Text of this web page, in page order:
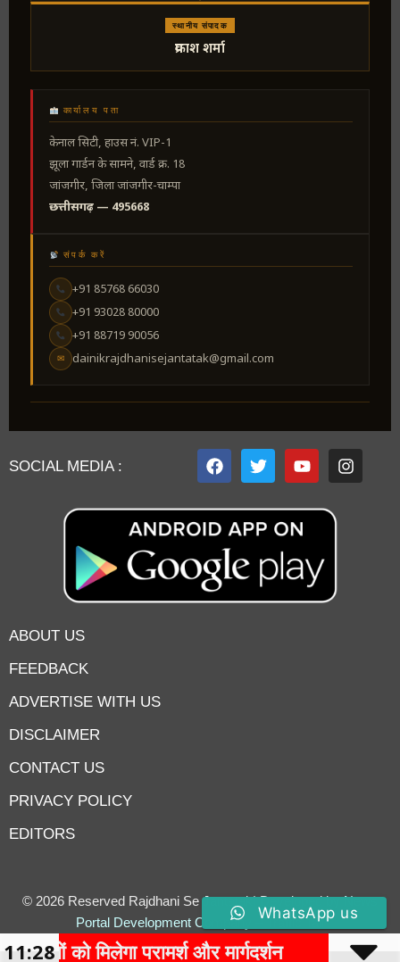
स्थानीय संपादक
प्रकाश शर्मा
कार्यालय पता
केनाल सिटी, हाउस नं. VIP-1
झूला गार्डन के सामने, वार्ड क्र. 18
जांजगीर, जिला जांजगीर-चाम्पा
छत्तीसगढ़ — 495668
संपर्क करें
+91 85768 66030
+91 93028 80000
+91 88719 90056
✉ dainikrajdhanisejantatak@gmail.com
SOCIAL MEDIA :
ABOUT US
FEEDBACK
ADVERTISE WITH US
DISCLAIMER
CONTACT US
PRIVACY POLICY
EDITORS
© 2026 Reserved Rajdhani Se Jantatak| Developed byNews
Portal Development Company
– Traffic Tail
WhatsApp us
परामर्श और मार्गदर्शन शिक्षा से
11:28